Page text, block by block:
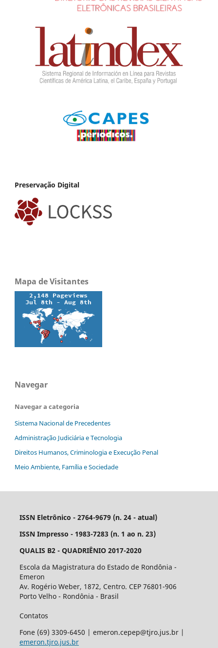
Preservação Digital
Mapa de Visitantes
Navegar
Navegar a categoria
Sistema Nacional de Precedentes
Administração Judiciária e Tecnologia
Direitos Humanos, Criminologia e Execução Penal
Meio Ambiente, Família e Sociedade
ISSN Eletrônico - 2764-9679 (n. 24 - atual)
ISSN Impresso - 1983-7283 (n. 1 ao n. 23)
QUALIS B2 - QUADRIÊNIO 2017-2020
Escola da Magistratura do Estado de Rondônia -
Emeron
Av. Rogério Weber, 1872, Centro. CEP 76801-906
Porto Velho - Rondônia - Brasil
Contatos
Fone (69) 3309-6450 | emeron.cepep@tjro.jus.br |
emeron.tjro.jus.br